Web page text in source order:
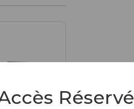
Réservé